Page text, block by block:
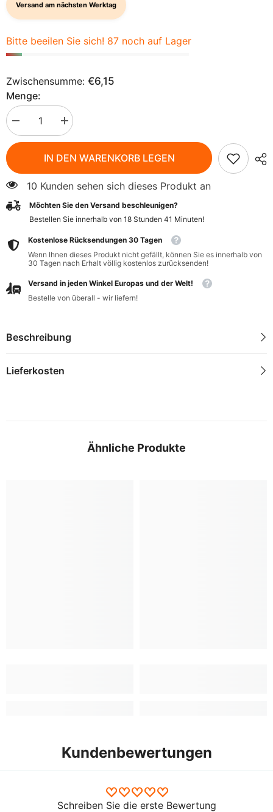
Versand am nächsten Werktag
Bitte beeilen Sie sich! 87 noch auf Lager
Zwischensumme: €6,15
Menge:
verringern
für
ml
Klarspüler
für
Geschirrspüler
-
KLAR
Menge
erhöhen
für
Eco
500
für
-
KLAR
IN DEN WARENKORB LEGEN
10 Kunden sehen sich dieses Produkt an
Möchten Sie den Versand beschleunigen?
Bestellen Sie innerhalb von 18 Stunden 41 Minuten!
Kostenlose Rücksendungen 30 Tagen
Wenn Ihnen dieses Produkt nicht gefällt, können Sie es innerhalb von
30 Tagen nach Erhalt völlig kostenlos zurücksenden!
Versand in jeden Winkel Europas und der Welt!
Bestelle von überall - wir liefern!
Beschreibung
Lieferkosten
Ähnliche Produkte
Kundenbewertungen
Schreiben Sie die erste Bewertung